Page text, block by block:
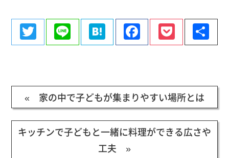
TwitterLine HatenaFacebook
Pocket
有
« 家の中で子どもが集まりやすい場所とは
キッチンで子どもと一緒に料理ができる広さや
工夫 »